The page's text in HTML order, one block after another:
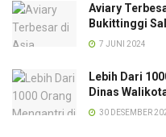
Aviary
Bukittinggi
7 JUNI 2024
Lebih Dari
Dinas
30 DESEMBER